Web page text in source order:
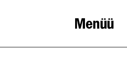
Menüü